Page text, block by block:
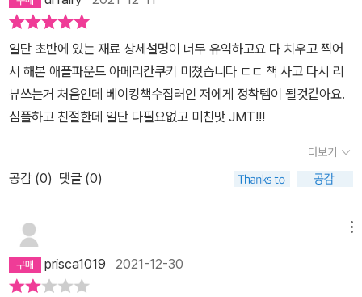
게 넘 많네요#머랭쿠키진기베1탄에 소개되어 있지않아 아쉬웠던 머
랭쿠키2탄에 드뎌 실렸더라구요 핸드믹서상태가 메롱이라 아직 도전
해보지 못했지만 넘 기대되구요한번 맛보고 그 매력에 포옥 빠졌었던
#감자빵&고구마빵요것도 꼭 만들어보고싶었는데 나와있어 넘 좋더
라구요#브리우슈 도넛요즘 요게 또 그렇게 핫하다는데...진기베 도넛
도 그렇게 맛있다네요?튀기는건 자신없지만. 내공쌓아 꼭 만들어보
고싶은 브리오슈 도넛^^1탄에는 에그파이 2탄에는 포루투칼식 에그
타르트요 에그타르트가또 그렇게 맛있다니~꼭 만들어보고싶어 찜
고 2탄으로 카페표 퀄리티있는 디저트를 뚝딱 만들수 있게되었으니
이건 정말 소장각이라죠!베이킹을 하다보면 뭐가 잘못된건지어디서
부터 틀린건지조차 파악이 안되서 어리둥절하곤했었는데레시피팩토
일단 초반에 있는 재료 상세설명이 너무 유익하고요 다 치우고 찍어
서 해본 애플파운드 아메리칸쿠키 미쳤습니다 ㄷㄷ 책 사고 다시 리
뷰쓰는거 처음인데 베이킹책수집러인 저에게 정착템이 될것같아요.
심플하고 친절한데 일단 다필요없고 미친맛 JMT!!!
더보기
공감 (0) 댓글 (0)
prisca1019 2021-12-30